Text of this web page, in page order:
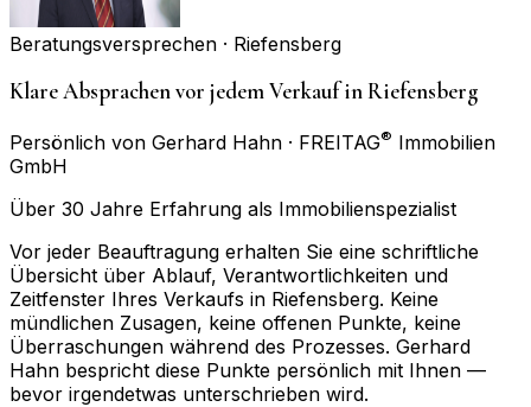
Beratungsversprechen · Riefensberg
Klare Absprachen vor jedem Verkauf in Riefensberg
Persönlich von Gerhard Hahn · FREITAG® Immobilien
GmbH
Über 30 Jahre Erfahrung als Immobilienspezialist
Vor jeder Beauftragung erhalten Sie eine schriftliche
Übersicht über Ablauf, Verantwortlichkeiten und
Zeitfenster Ihres Verkaufs in Riefensberg. Keine
mündlichen Zusagen, keine offenen Punkte, keine
Überraschungen während des Prozesses. Gerhard
Hahn bespricht diese Punkte persönlich mit Ihnen —
bevor irgendetwas unterschrieben wird.